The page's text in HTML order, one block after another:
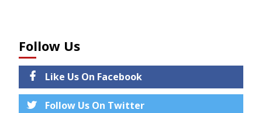
Follow Us
Like Us On Facebook
Follow Us On Twitter